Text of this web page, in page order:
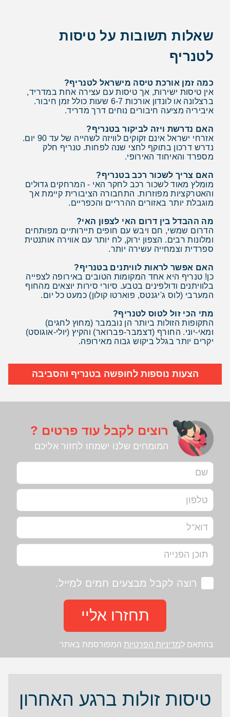
שאלות תשובות על טיסות
לטנריף
כמה זמן אורכת טיסה מישראל לטנריף?
אין טיסות ישירות, אך טיסות עם עצירה אחת במדריד,
ברצלונה או לונדון אורכות 6-7 שעות כולל זמן חיבור.
איביריה מציעה חיבורים נוחים דרך מדריד.
האם נדרשת ויזה לביקור בטנריף?
אזרחי ישראל אינם זקוקים לוויזה לשהייה של עד 90 יום.
נדרש דרכון בתוקף לחצי שנה לפחות. טנריף חלק
מספרד והאיחוד האירופי.
האם צריך לשכור רכב בטנריף?
מומלץ מאוד לשכור רכב לחקר האי - המרחקים גדולים
והאטרקציות מפוזרות. התחבורה הציבורית קיימת אך
מוגבלת יותר באזורים ההרריים והכפריים.
מה ההבדל בין דרום האי לצפון האי?
הדרום שמשי, חם ויבש עם חופים תיירותיים מפותחים
ומלונות רבים. הצפון ירוק, לח יותר עם אווירה אותנטית
ספרדית וצמחייה עשירה יותר.
האם אפשר לראות לוויתנים בטנריף?
כן! טנריף היא אחד המקומות הטובים באירופה לצפייה
בלוויתנים ודולפינים בטבע. סיורי סירות יוצאים מהחוף
המערבי (לוס ג'יגנטס, פוארטו קולון) כמעט כל יום.
מתי הכי זול לטוס לטנריף?
התקופות הזולות ביותר הן נובמבר (מחוץ לחגים)
ומאי-יוני. החורף (דצמבר-פברואר) והקיץ (יולי-אוגוסט)
יקרים יותר בגלל ביקוש גבוה מאירופה.
הצעות נוספות לחופשה בטנריף והסביבה
רוצים לקבל עוד פרטים ?
המומחים שלנו ישמחו לחזור אליכם
רוצה לקבל מבצעים חמים למייל.
תחזרו אליי
בהתאם למדיניות הפרטיות המפורסמת באתר
טיסות זולות ברגע האחרון